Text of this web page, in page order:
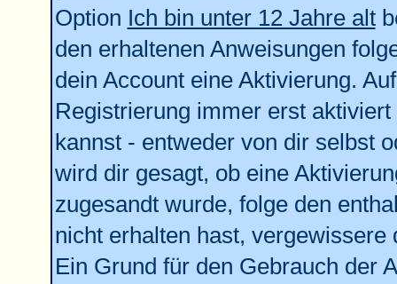
Option Ich bin unter 12 Jahre alt
den erhaltenen Anweisungen
dein Account eine Aktivierung.
Registrierung immer erst
kannst - entweder von dir selbst
wird dir gesagt, ob eine
zugesandt wurde, folge den
nicht erhalten hast,
Ein Grund für den Gebrauch der